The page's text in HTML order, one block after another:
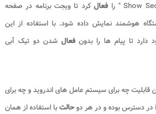
Show" رافعالکرد تا ویجت برنامه در صفحه
هوشمند نمایش داده شود. با استفاده از این
دارد تا پیام ها را بدونفعال شدن دو تیک آبی
قابلیت چه برای سیستم عامل های اندروید و چه برای
در دسترس بوده و در هر دوحالتبا استفاده از همان